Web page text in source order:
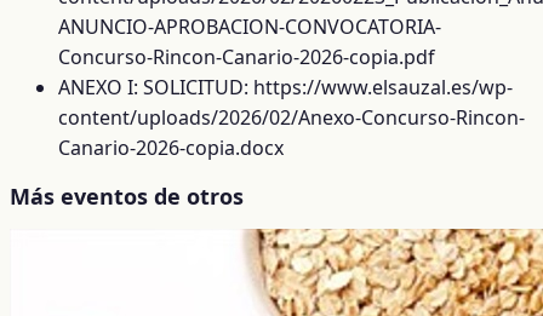
ANUNCIO-APROBACION-CONVOCATORIA-
Concurso-Rincon-Canario-2026-copia.pdf
ANEXO I: SOLICITUD: https://www.elsauzal.es/wp-
content/uploads/2026/02/Anexo-Concurso-Rincon-
Canario-2026-copia.docx
Más eventos de otros